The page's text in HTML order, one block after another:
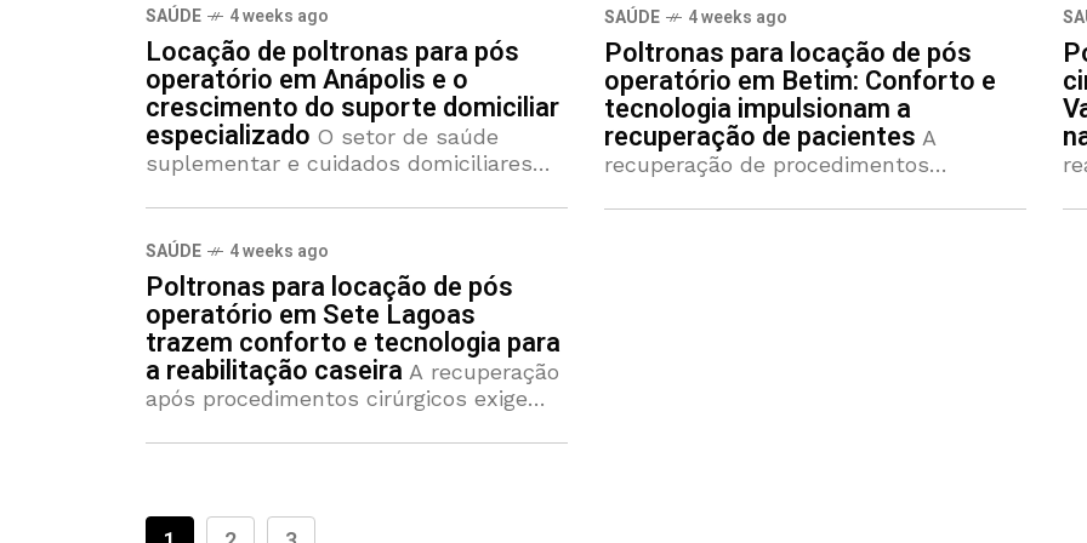
resultados e garantir o máximo bem-
estar. Em cenários de
pelos médicos. O ambiente doméstico
precisa ser adaptado para garantir que
o paciente mantenha a postura
SAÚDE 4 weeks ago
Locação de poltronas para pós
operatório em Anápolis e o
crescimento do suporte domiciliar
especializado O setor de saúde
suplementar e cuidados domiciliares
crescimento significativo,
especialmente no que diz respeito ao
suporte logístico para pacientes em
fase de reabilitação. A
SAÚDE 4 weeks ago
Poltronas para locação de pós
operatório em Betim: Conforto e
tecnologia impulsionam a
recuperação de pacientes A
recuperação de procedimentos
tecnológicos e logísticos na Região
SAÚDE 4 weeks ago
Poltronas para locação de pós
operatório em Sete Lagoas
trazem conforto e tecnologia para
a reabilitação caseira A recuperação
após procedimentos cirúrgicos exige
medicação. O ambiente doméstico
garantindo que o